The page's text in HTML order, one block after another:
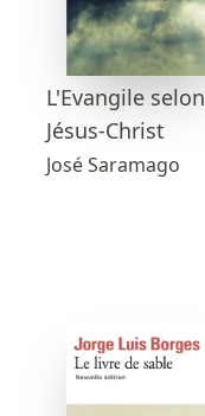
L'Evangile selon
Jésus-Christ
José Saramago